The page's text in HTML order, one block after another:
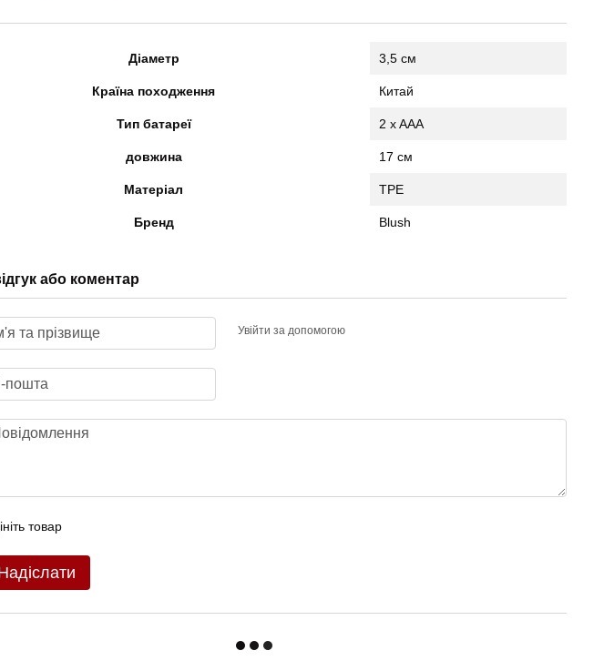
Діаметр 3,5 см
Країна походження Китай
Тип батареї 2 x AAA
довжина 17 см
Матеріал ТРЕ
Бренд Blush
або коментар
Увійти за допомогою
товар